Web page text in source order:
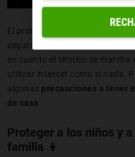
El problema, sobre todo, es
seguridad poner en el wifi. No
en cuanto el técnico se marcha
utilizar internet como si nada.
algunas precauciones a tener
de casa.
Proteger a los niños y
familia 👦